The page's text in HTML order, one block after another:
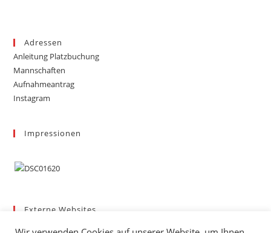
Adressen
Anleitung Platzbuchung
Mannschaften
Aufnahmeantrag
Instagram
Impressionen
Externe Websites